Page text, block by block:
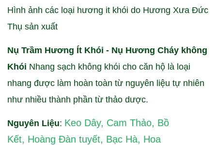
Hình ảnh các loại hương it khói do Hương Xưa Đức
Thụ sản xuất
Nụ Trầm Hương Ít Khói - Nụ Hương Cháy không
Khói Nhang sạch không khói cho căn hộ là loại
nhang được làm hoàn toàn từ nguyên liệu tự nhiên
như nhiều thành phần từ thảo dược.
Nguyên Liệu: Keo Dây, Cam Thảo, Bồ
Kết, Hoàng Đàn tuyết, Bạc Hà, Hoa